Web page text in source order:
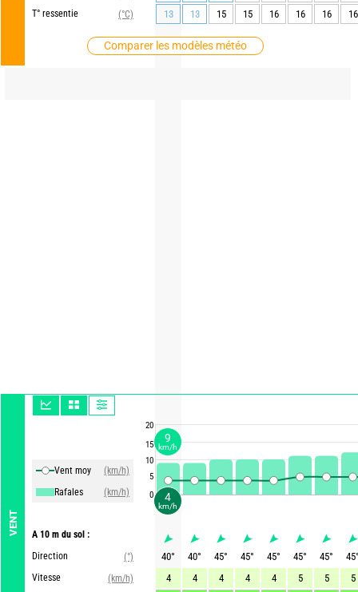
T° ressentie
(°C)
Comparer les modèles météo
VENT
Vent moy
(km/h)
Rafales
(km/h)
A 10 m du sol :
Direction
(°)
Vitesse
(km/h)
20
15
10
5
0
13
13 15 15 16 16 16 16
40° 40° 45° 45° 45° 45° 45° 45
4
4 4 4 4 5 5
5
4
km/h
9
km/h